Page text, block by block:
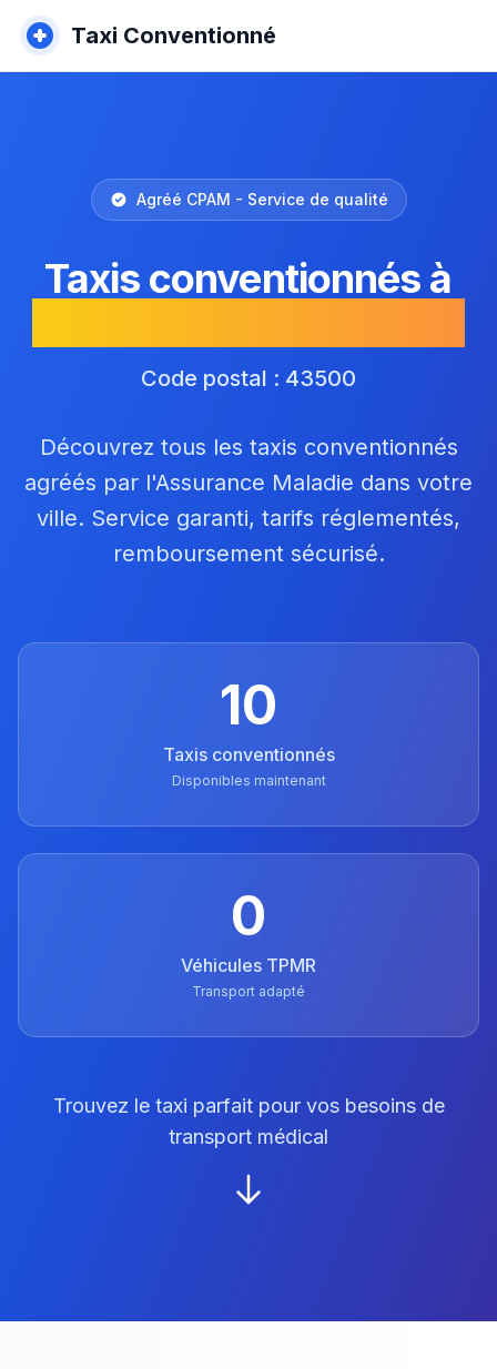
Taxi Conventionné
Agréé CPAM - Service de qualité
Taxis conventionnés à
Code postal : 43500
Découvrez tous les taxis conventionnés
agréés par l'Assurance Maladie dans votre
ville. Service garanti, tarifs réglementés,
remboursement sécurisé.
10
Taxis conventionnés
Disponibles maintenant
0
Véhicules TPMR
Transport adapté
Trouvez le taxi parfait pour vos besoins de
transport médical